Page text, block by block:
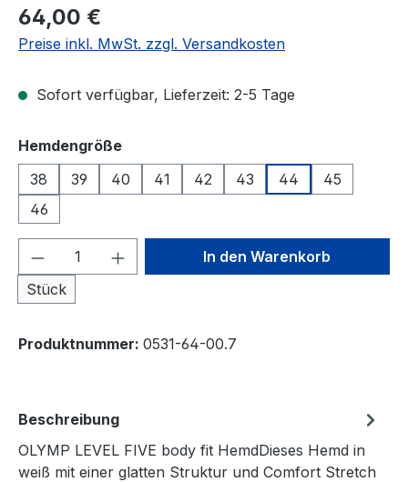
Regulärer Preis:
64,00 €
Preise inkl. MwSt. zzgl. Versandkosten
Sofort verfügbar, Lieferzeit: 2-5 Tage
Hemdengrößeauswählen
38
39 40 41 42 43 44
45
46
Produkt Anzahl: Gib den
Stück
In den Warenkorb
Produktnummer: 0531-64-00.7
Beschreibung
OLYMP LEVEL FIVE body fit HemdDieses Hemd in
weiß mit einer glatten Struktur und Comfort Stretch